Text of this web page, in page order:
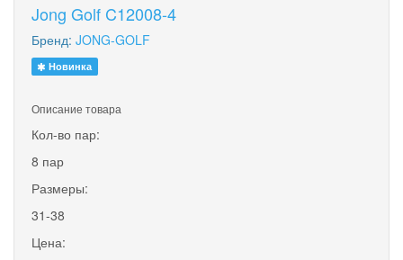
Jong Golf C12008-4
Бренд: JONG-GOLF
Новинка
Описание товара
Кол-во пар:
8 пар
Размеры:
31-38
Цена: